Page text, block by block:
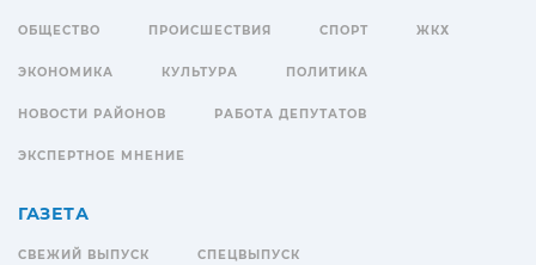
ОБЩЕСТВО ПРОИСШЕСТВИЯ СПОРТ ЖКХ
ЭКОНОМИКА КУЛЬТУРА ПОЛИТИКА
НОВОСТИ РАЙОНОВ РАБОТА ДЕПУТАТОВ
ЭКСПЕРТНОЕ МНЕНИЕ
ГАЗЕТА
СВЕЖИЙ ВЫПУСК СПЕЦВЫПУСК